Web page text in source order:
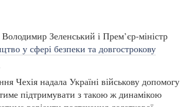
Зеленський і Прем’єр-міністр
у сфері безпеки та довгострокову
Чехія надала Україні військову допомогу
підтримувати з такою ж динамікою